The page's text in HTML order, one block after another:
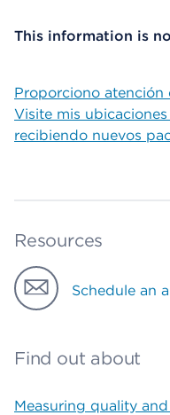
This information is
Proporciono atención
Visite mis
recibiendo nuevos
Resources
Schedule an
Find out about
Measuring quality